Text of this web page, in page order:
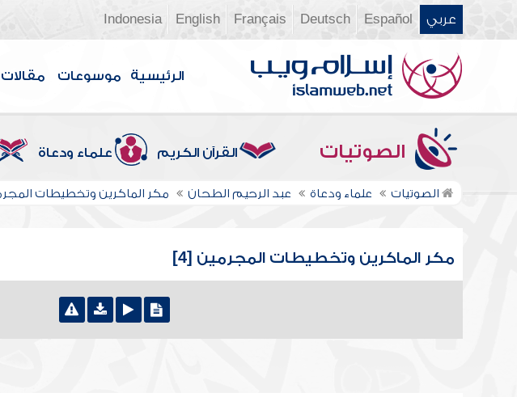
عربي Español
Deutsch
Français
English
Indonesia
الرئيسية موسوعات مقالات
الصوتيات القرآن الكريم علماء ودعاة
الصوتيات علماء ودعاة عبد الرحيم الطحان مكر الماكرين وتخطيطات
مكر الماكرين وتخطيطات المجرمين [4]